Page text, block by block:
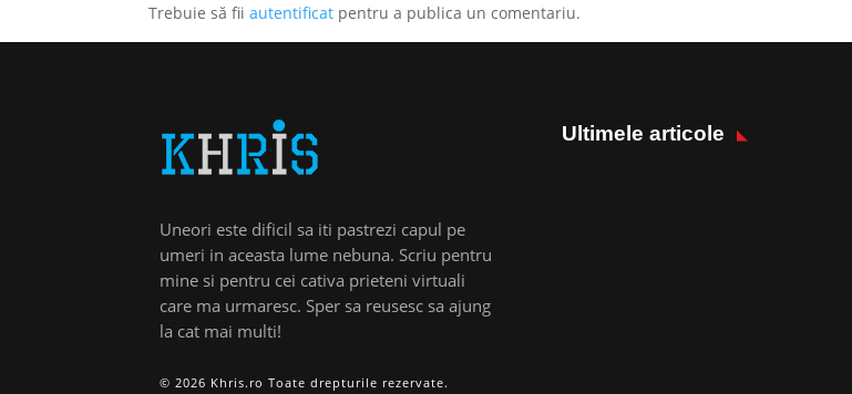
Trebuie să fiiautentificat pentru a publica un comentariu.
Uneori este dificil sa iti pastrezi capul pe
umeri in aceasta lume nebuna. Scriu pentru
mine si pentru cei cativa prieteni virtuali
care ma urmaresc. Sper sa reusesc sa ajung
la cat mai multi!
© 2026 Khris.ro Toate drepturile rezervate.
Ultimele articole